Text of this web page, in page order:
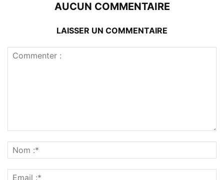
AUCUN COMMENTAIRE
LAISSER UN COMMENTAIRE